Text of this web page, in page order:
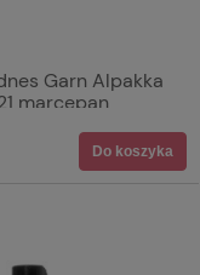
Garn Alpakka
marcepan
Do koszyka